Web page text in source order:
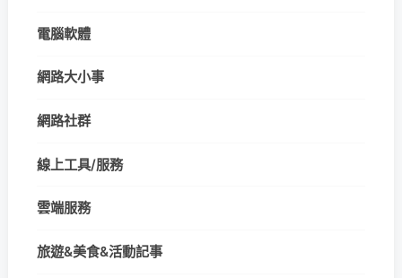
電腦軟體
網路大小事
網路社群
線上工具/服務
雲端服務
旅遊&美食&活動記事